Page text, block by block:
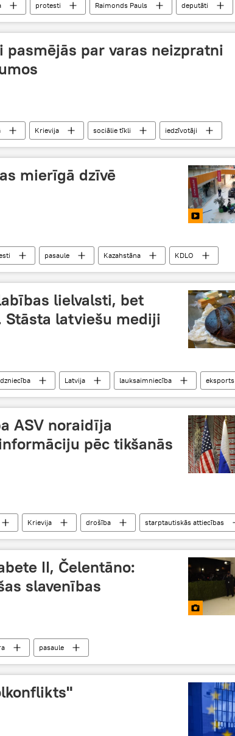
protesti Raimonds Pauls
deputāti
pasmējās par varas neizpratni
Krievija sociālie tīkli
iedzīvotāji
mierīgā dzīvē
pasaule Kazahstāna KDLO
lielvalsti, bet
Stāsta latviešu mediji
Latvija lauksaimniecība eksports
ASV noraidīja
pēc tikšanās
Krievija drošība
starptautiskās attiecības
II, Čelentāno:
slavenības
pasaule